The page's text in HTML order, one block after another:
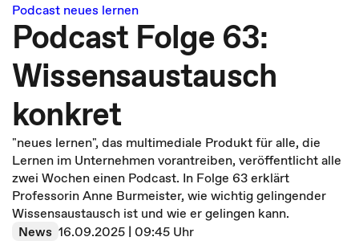
Podcast neues lernen
Podcast Folge 63:
Wissensaustausch
konkret
"neues lernen", das multimediale Produkt für alle, die
Lernen im Unternehmen vorantreiben, veröffentlicht alle
zwei Wochen einen Podcast. In Folge 63 erklärt
Professorin Anne Burmeister, wie wichtig gelingender
Wissensaustausch ist und wie er gelingen kann.
News 16.09.2025 | 09:45 Uhr